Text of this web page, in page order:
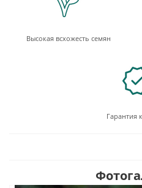
Высокая всхожесть семян
Гарантия